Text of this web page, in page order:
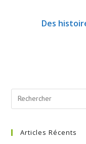
Des
Search
this
Articles Récents